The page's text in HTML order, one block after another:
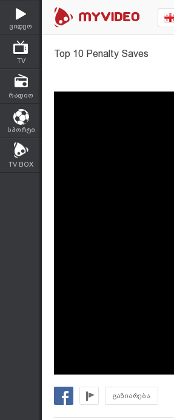
ვიდეო
TV
რადიო
სპორტი
TV BOX
Top 10 Penalty Saves
გაზიარება